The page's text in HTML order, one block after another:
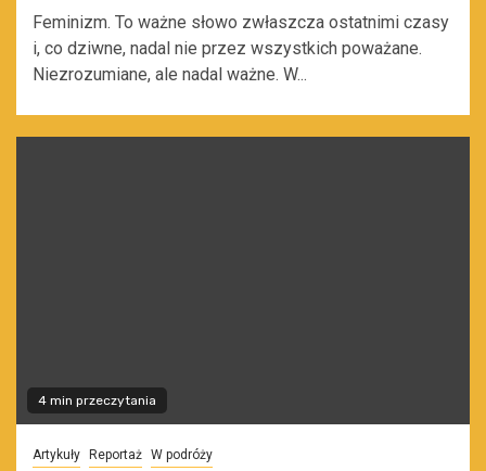
Feminizm. To ważne słowo zwłaszcza ostatnimi czasy
i, co dziwne, nadal nie przez wszystkich poważane.
Niezrozumiane, ale nadal ważne. W...
4 min przeczytania
Artykuły Reportaż W podróży